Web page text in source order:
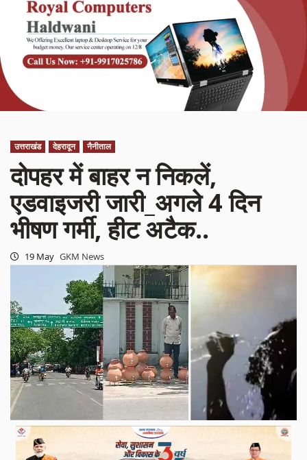
उत्तराखंड देहरादून नैनीताल
दोपहर में बाहर न निकलें,
एडवाइजरी जारी_अगले 4 दिन
भीषण गर्मी, हीट अटैक..
19 May GKM News